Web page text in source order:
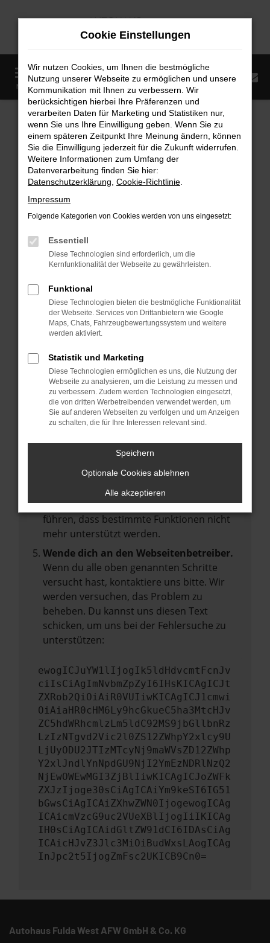
Zum
MENÜ
Startseite Fahrzeugangebote Fahrzeugmarkt
Fahrzeugmarkt
Fehler: Network Error
Beim Laden ist ein Fehler aufgetreten.
Hier sind ein paar Tipps, die dir helfen können:
Überprüfe deine Firewall und deine
Internetverbindung.
deine Suchmaschine?
Prüfe deine Browsererweiterungen.
Manche Erweiterungen, wie Werbeblocker,
können das Laden bestimmter Seiten
anderen Browser oder in einem privaten
Fenster?
Starte dein Gerät neu.
Das kann manchmal helfen,
vorübergehende Probleme zu beheben.
Stelle sicher, dass dein Browser und dein
Betriebssystem auf dem neuesten Stand
Veraltete Software birgt nicht nur ein
Sicherheitsrisiko, sondern kann auch dazu
führen, dass bestimmte Funktionen nicht
mehr unterstützt werden.
Wende dich an den Webseitenbetreiber.
Wenn du alle oben genannten Schritte
versucht hast, kontaktiere uns bitte. Wir
werden versuchen, das Problem zu
beheben. Du kannst uns diesen Text
schicken, um uns bei der Fehlersuche zu
unterstützen:
ewogICJuYW1lIjogIk5ldHdvcmtFcnJv
ciIsCiAgImNvbmZpZyI6IHsKICAgICJt
ZXRob2QiOiAiR0VUIiwKICAgICJ1cmwi
OiAiaHR0cHM6Ly9hcGkueC5ha3MtcHJv
ZC5hdWRhcmlzLm5ldC92MS9jbGllbnRz
LzIzNTgvd2Vic2l0ZS12ZWhpY2xlcy9U
LjUyODU2JTIzMTcyNj9maWVsZD12ZWhp
Y2xlJndlYnNpdGU9NjI2YmEzNDRlNzQ2
NjEwOWEwMGI3ZjBlIiwKICAgICJoZWFk
ZXJzIjoge30sCiAgICAiYm9keSI6IG51
bGwsCiAgICAiZXhwZWN0IjogewogICAg
ICAicmVzcG9uc2VUeXBlIjogIiIKICAg
IH0sCiAgICAidGltZW91dCI6IDAsCiAg
ICAicHJvZ3Jlc3MiOiBudWxsLAogICAg
InJpc2t5IjogZmFsc2UKICB9Cn0=
Autohaus Fulda West AFW GmbH & Co. KG
Cookie Einstellungen
Wir nutzen Cookies, um Ihnen die bestmögliche
Nutzung unserer Webseite zu ermöglichen und unsere
Kommunikation mit Ihnen zu verbessern. Wir
berücksichtigen hierbei Ihre Präferenzen und
verarbeiten Daten für Marketing und Statistiken nur,
wenn Sie uns Ihre Einwilligung geben. Wenn Sie zu
einem späteren Zeitpunkt Ihre Meinung ändern, können
Sie die Einwilligung jederzeit für die Zukunft widerrufen.
Weitere Informationen zum Umfang der
Datenverarbeitung finden Sie hier:
Datenschutzerklärung Cookie-Richtlinie
Impressum
Folgende Kategorien von Cookies werden von uns eingesetzt:
Essentiell
Diese Technologien sind erforderlich, um die
Kernfunktionalität der Webseite zu gewährleisten.
Funktional
Diese Technologien bieten die bestmögliche Funktionalität
der Webseite. Services von Drittanbietern wie Google
Maps, Chats, Fahrzeugbewertungssystem und weitere
werden aktiviert.
Statistik und Marketing
Diese Technologien ermöglichen es uns, die Nutzung der
Webseite zu analysieren, um die Leistung zu messen und
zu verbessern. Zudem werden Technologien eingesetzt,
die von dritten Werbetreibenden verwendet werden, um
Sie auf anderen Webseiten zu verfolgen und um Anzeigen
zu schalten, die für Ihre Interessen relevant sind.
Speichern
Optionale Cookies ablehnen
Alle akzeptieren